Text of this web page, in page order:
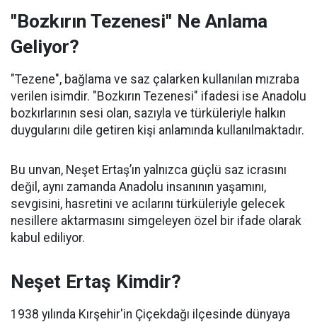
"Bozkırın Tezenesi" Ne Anlama
Geliyor?
"Tezene", bağlama ve saz çalarken kullanılan mızraba
verilen isimdir. "Bozkırın Tezenesi" ifadesi ise Anadolu
bozkırlarının sesi olan, sazıyla ve türküleriyle halkın
duygularını dile getiren kişi anlamında kullanılmaktadır.
Bu unvan, Neşet Ertaş’ın yalnızca güçlü saz icrasını
değil, aynı zamanda Anadolu insanının yaşamını,
sevgisini, hasretini ve acılarını türküleriyle gelecek
nesillere aktarmasını simgeleyen özel bir ifade olarak
kabul ediliyor.
Neşet Ertaş Kimdir?
1938 yılında Kırşehir'in Çiçekdağı ilçesinde dünyaya